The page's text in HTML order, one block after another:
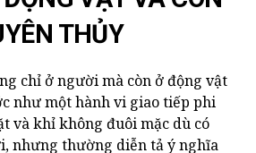
THỦY
chỉ ở người mà còn ở động vật
như một hành vi giao tiếp phi
và khỉ không đuôi mặc dù có
nhưng thường diễn tả ý nghĩa